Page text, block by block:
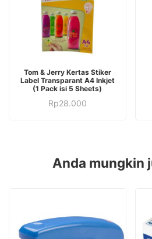
Tom & Jerry Kertas Stiker
Label Transparant A4 Inkjet
(1 Pack isi 5 Sheets)
Rp28.000
Anda mungkin